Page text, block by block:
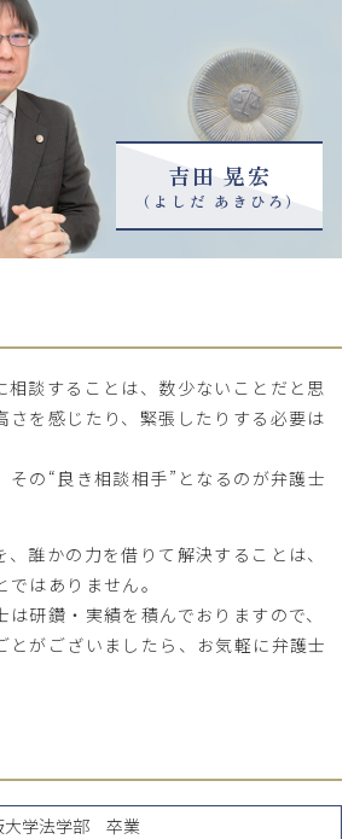
吉田 晃宏
（よしだ あきひろ）
相談することは、数少ないことだと思
さを感じたり、緊張したりする必要は
その“良き相談相手”となるのが弁護士
誰かの力を借りて解決することは、
はありません。
研鑽・実績を積んでおりますので、
とがございましたら、お気軽に弁護士
大学法学部 卒業